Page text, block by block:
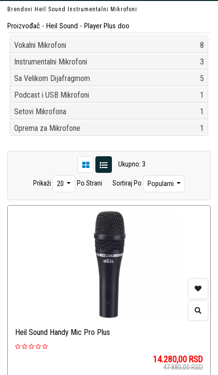
Brendovi Heil Sound Instrumentalni Mikrofoni
Proizvođač - Heil Sound - Player Plus doo
Vokalni Mikrofoni
8
Instrumentalni Mikrofoni
3
Sa Velikom Dijafragmom
5
Podcast i USB Mikrofoni
1
Setovi Mikrofona
1
Oprema za Mikrofone
1
Ukupno: 3
Prikaži 20 Po Strani Sortiraj Po Popularni
Heil Sound Handy Mic Pro Plus
14.280,00 RSD
47.880,00RSD